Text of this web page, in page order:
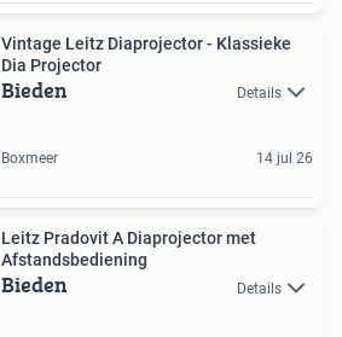
Vintage Leitz Diaprojector - Klassieke
Dia Projector
Bieden Details
Boxmeer 14 jul 26
Leitz Pradovit A Diaprojector met
Afstandsbediening
Bieden Details